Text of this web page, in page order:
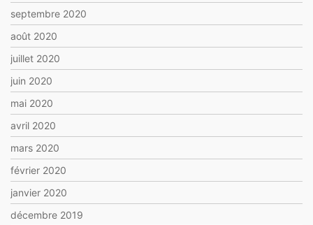
septembre 2020
août 2020
juillet 2020
juin 2020
mai 2020
avril 2020
mars 2020
février 2020
janvier 2020
décembre 2019